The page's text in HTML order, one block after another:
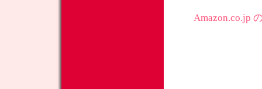
Amazon.co.jp